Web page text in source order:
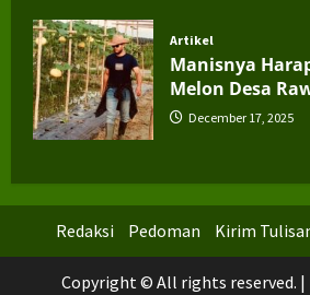
Artikel
Manisnya
Melon Desa
December 17, 2025
Redaksi Pedoman Kirim
Copyright © All rights reserved. |